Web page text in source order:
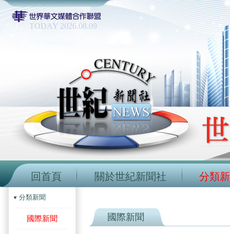
TODAY 2026.08.09
回首頁 關於世紀新聞社 分類
分類新聞
國際新聞 國際新聞